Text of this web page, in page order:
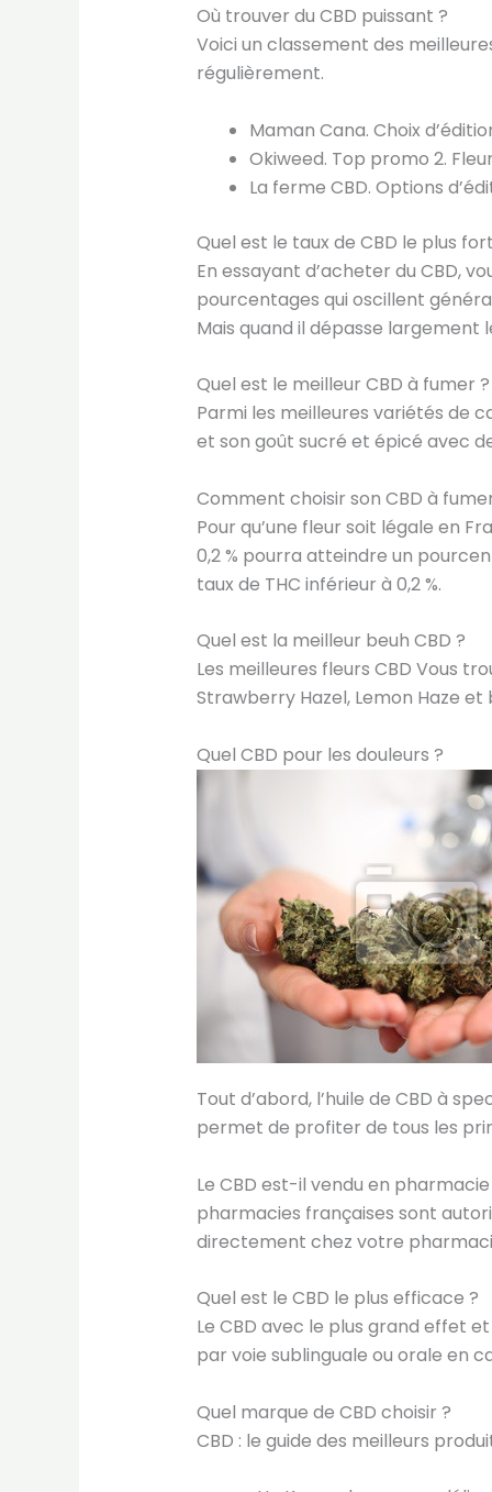
Où trouver du CBD puissant ?
Voici un classement des
régulièrement.
Maman Cana. Choix
Okiweed. Top promo 2.
La ferme CBD. Options
Quel est le taux de CBD le plus
En essayant d’acheter du CBD,
pourcentages qui oscillent
Mais quand il dépasse largement
Quel est le meilleur CBD à fumer ?
Parmi les meilleures variétés de
et son goût sucré et épicé avec
Comment choisir son CBD à
Pour qu’une fleur soit légale en
0,2 % pourra atteindre un
taux de THC inférieur à 0,2 %.
Quel est la meilleur beuh CBD ?
Les meilleures fleurs CBD Vous
Strawberry Hazel, Lemon Haze et
Quel CBD pour les douleurs ?
Tout d’abord, l’huile de CBD à
permet de profiter de tous les
Le CBD est-il vendu en
pharmacies françaises sont
directement chez votre
Quel est le CBD le plus efficace ?
Le CBD avec le plus grand effet
par voie sublinguale ou orale en
Quel marque de CBD choisir ?
CBD : le guide des meilleurs